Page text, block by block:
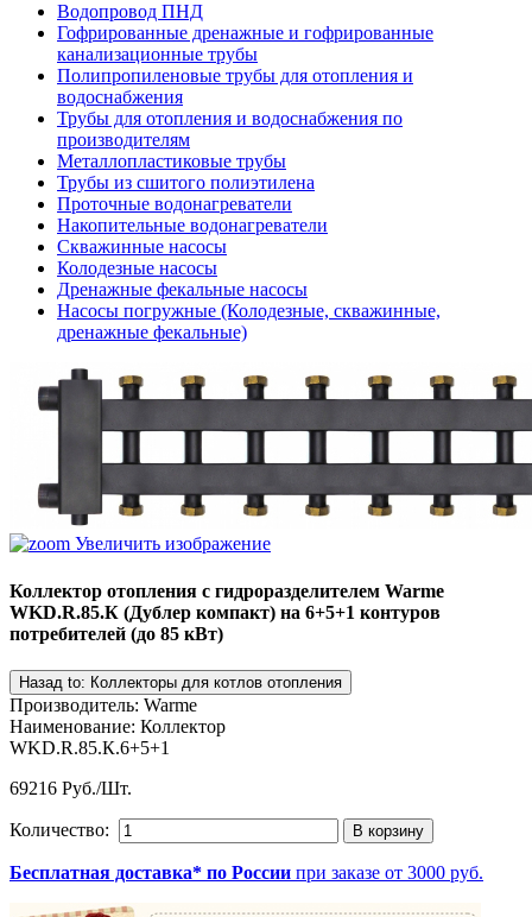
Водопровод ПНД
Гофрированные дренажные и гофрированные
канализационные трубы
Полипропиленовые трубы для отопления и
водоснабжения
Трубы для отопления и водоснабжения по
производителям
Металлопластиковые трубы
Трубы из сшитого полиэтилена
Проточные водонагреватели
Накопительные водонагреватели
Скважинные насосы
Колодезные насосы
Дренажные фекальные насосы
Насосы погружные (Колодезные, скважинные,
дренажные фекальные)
Увеличить изображение
Коллектор отопления с гидроразделителем Warme
WKD.R.85.К (Дублер компакт) на 6+5+1 контуров
потребителей (до 85 кВт)
Производитель: Warme
Наименование: Коллектор
WKD.R.85.К.6+5+1
69216 Руб./Шт.
Количество:
Бесплатная доставка* по России при заказе от 3000 руб.